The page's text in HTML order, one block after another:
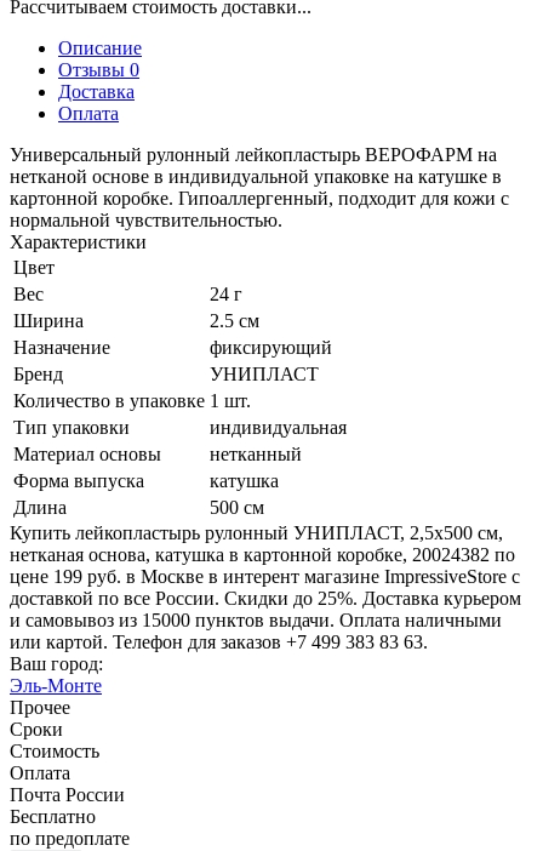
Рассчитываем стоимость доставки...
Описание
Отзывы 0
Доставка
Оплата
Универсальный рулонный лейкопластырь ВЕРОФАРМ на
нетканой основе в индивидуальной упаковке на катушке в
картонной коробке. Гипоаллергенный, подходит для кожи с
нормальной чувствительностью.
Характеристики
Цвет
Вес
24 г
Ширина
2.5 см
Назначение
фиксирующий
Бренд
УНИПЛАСТ
Количество в упаковке 1 шт.
Тип упаковки
индивидуальная
Материал основы
нетканный
Форма выпуска
катушка
Длина
500 см
Купить лейкопластырь рулонный УНИПЛАСТ, 2,5х500 см,
нетканая основа, катушка в картонной коробке, 20024382 по
цене 199 руб. в Москве в интерент магазине ImpressiveStore с
доставкой по все России. Скидки до 25%. Доставка курьером
и самовывоз из 15000 пунктов выдачи. Оплата наличными
или картой. Телефон для заказов +7 499 383 83 63.
Ваш город:
Эль-Монте
Прочее
Сроки
Стоимость
Оплата
Почта России
Бесплатно
по предоплате